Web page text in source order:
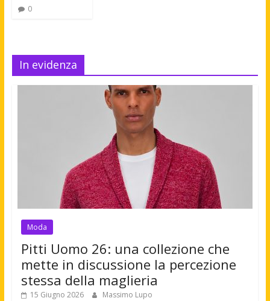
0
In evidenza
Moda
Pitti Uomo 26: una collezione che
mette in discussione la percezione
stessa della maglieria
15 Giugno 2026 Massimo Lupo